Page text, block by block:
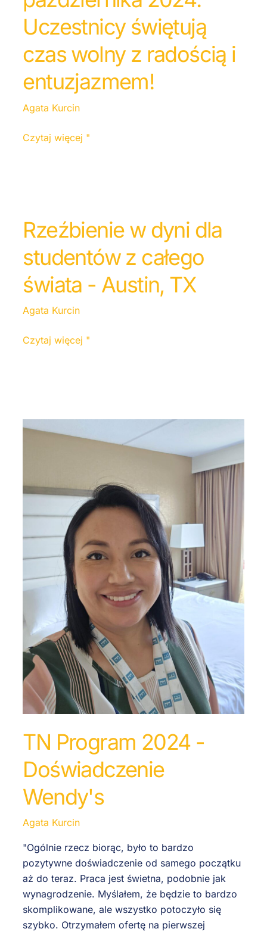
Uczestnicy świętują
czas wolny z radością i
entuzjazmem!
Agata Kurcin
Czytaj więcej "
Rzeźbienie w dyni dla
studentów z całego
świata - Austin, TX
Agata Kurcin
Czytaj więcej "
TN Program 2024 -
Doświadczenie
Wendy's
Agata Kurcin
"Ogólnie rzecz biorąc, było to bardzo
pozytywne doświadczenie od samego początku
aż do teraz. Praca jest świetna, podobnie jak
wynagrodzenie. Myślałem, że będzie to bardzo
skomplikowane, ale wszystko potoczyło się
szybko. Otrzymałem ofertę na pierwszej